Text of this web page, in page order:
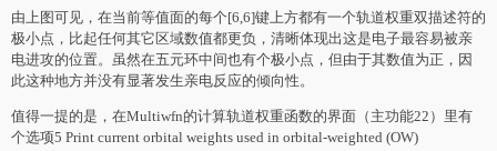
由上图可见，在当前等值面的每个[6,6]键上方都有一个轨道权重双描述符的
极小点，比起任何其它区域数值都更负，清晰体现出这是电子最容易被亲
电进攻的位置。虽然在五元环中间也有个极小点，但由于其数值为正，因
此这种地方并没有显著发生亲电反应的倾向性。
值得一提的是，在Multiwfn的计算轨道权重函数的界面（ 主功能22）里有
个选项5 Print current orbital weights used in orbital-weighted (OW)